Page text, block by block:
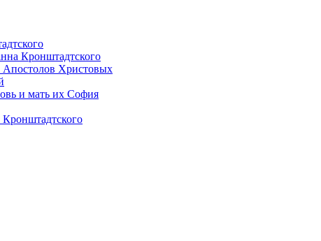
Кронштадтского
Апостолов Христовых
и мать их София